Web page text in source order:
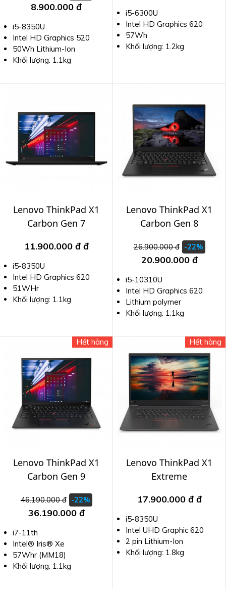
8.900.000 đ
i5-8350U
Intel HD Graphics 520
50Wh Lithium-Ion
Khối lượng: 1.1kg
i5-6300U
Intel HD Graphics 620
57Wh
Khối lượng: 1.2kg
Lenovo ThinkPad X1
Carbon Gen 7
11.900.000 đđ
i5-8350U
Intel HD Graphics 620
51WHr
Khối lượng: 1.1kg
Lenovo ThinkPad X1
Carbon Gen 8
26.900.000 đ -22%
20.900.000 đ
i5-10310U
Intel HD Graphics 620
Lithium polymer
Khối lượng: 1.1kg
Hết hàng
Lenovo ThinkPad X1
Carbon Gen 9
46.190.000 đ -22%
36.190.000 đ
i7-11th
Intel® Iris® Xe
57Whr (MM18)
Khối lượng: 1.1kg
Hết hàng
Lenovo ThinkPad X1
Extreme
17.900.000 đđ
i5-8350U
Intel UHD Graphic 620
2 pin Lithium-Ion
Khối lượng: 1.8kg